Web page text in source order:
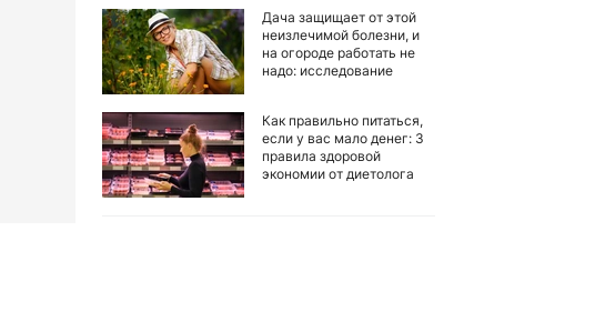
Дача защищает от этой
неизлечимой болезни, и
на огороде работать не
надо: исследование
Как правильно питаться,
если у вас мало денег: 3
правила здоровой
экономии от диетолога